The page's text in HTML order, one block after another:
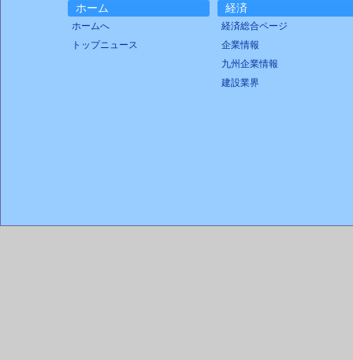
ホーム
ホームへ
トップニュース
経済
経済総合ページ
企業情報
九州企業情報
建設業界